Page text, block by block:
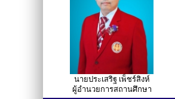
นายประเสริฐ เพ็ชร์สิงห์
ผู้อำนวยการสถานศึกษา